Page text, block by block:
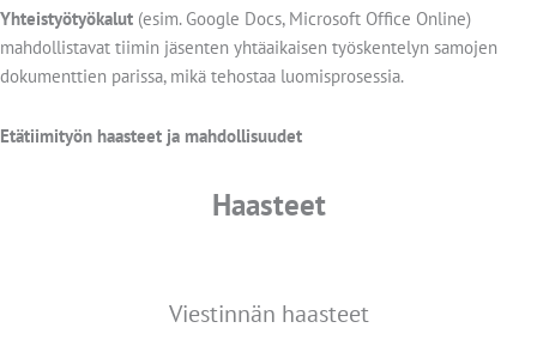
Yhteistyötyökalut (esim. Google Docs, Microsoft Office Online)
mahdollistavat tiimin jäsenten yhtäaikaisen työskentelyn samojen
dokumenttien parissa, mikä tehostaa luomisprosessia.
Etätiimityön haasteet ja mahdollisuudet
Haasteet
Viestinnän haasteet